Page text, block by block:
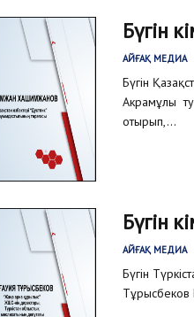
Бүгін
АЙҒАҚ МЕДИА
Бүгін
Акрамұлы
отырып,...
Бүгін
АЙҒАҚ МЕДИА
Бүгін
Тұрысбеков